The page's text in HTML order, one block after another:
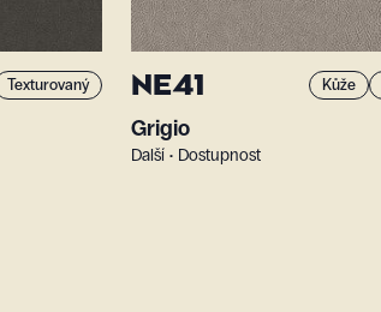
Texturovaný NE41 Kůže
Grigio
Další • Dostupnost